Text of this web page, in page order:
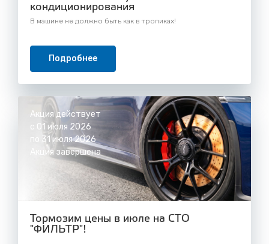
кондиционирования
В машине не должно быть как в тропиках!
Подробнее
Акция действует
с 01 июля 2026
по 31 июля 2026
Акция завершена
Тормозим цены в июле на СТО
"ФИЛЬТР"!